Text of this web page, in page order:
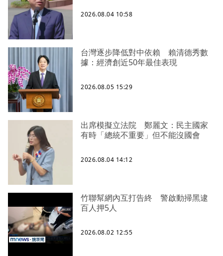
2026.08.04 10:58
台灣逐步降低對中依賴 賴清德秀數
據：經濟創近50年最佳表現
2026.08.05 15:29
出席模擬立法院 鄭麗文：民主國家
有時「總統不重要」但不能沒國會
2026.08.04 14:12
竹聯幫網內互打告終 警啟動掃黑逮
百人押5人
2026.08.02 12:55